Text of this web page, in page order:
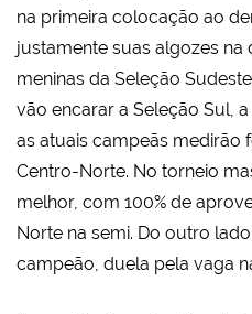
na primeira colocação ao
justamente suas algozes na
meninas da Seleção
vão encarar a Seleção Sul,
as atuais campeãs medirão
Centro-Norte. No torneio
melhor, com 100% de
Norte na semi. Do outro
campeão, duela pela vaga